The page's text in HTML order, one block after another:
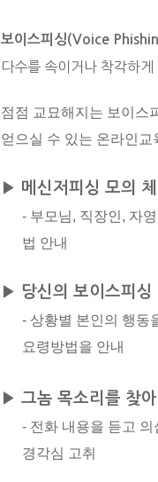
보이스피싱(Voice
다수를 속이거나 착각하
점점 교묘해지는 보이스
얻으실 수 있는 온라인교
▶ 메신저피싱 모의
- 부모님, 직장인, 자
법 안내
▶ 당신의 보이스피싱
- 상황별 본인의 행동
요령방법을 안내
▶ 그놈 목소리를 찾
- 전화 내용을 듣고
경각심 고취